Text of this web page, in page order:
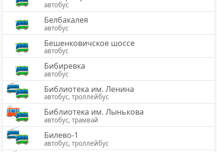
автобус
Белбакалея
автобус
Бешенковичское шоссе
автобус
Бибиревка
автобус
Библиотека им. Ленина
автобус, троллейбус
Библиотека им. Лынькова
автобус, трамвай
Билево-1
автобус, троллейбус